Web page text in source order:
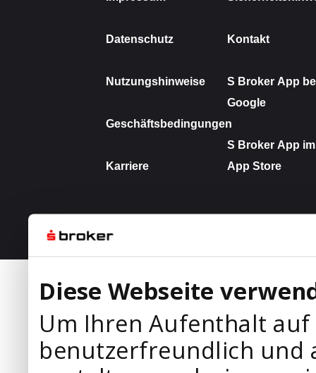
Diese Webseite
Um Ihren Aufenthalt
benutzerfreundlich und